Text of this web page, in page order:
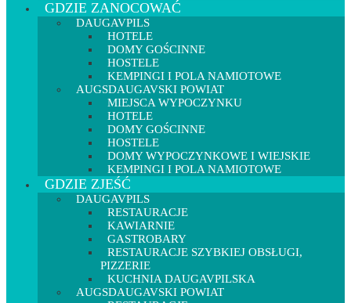
GDZIE ZANOCOWAĆ
DAUGAVPILS
HOTELE
DOMY GOŚCINNE
HOSTELE
KEMPINGI I POLA NAMIOTOWE
AUGSDAUGAVSKI POWIAT
MIEJSCA WYPOCZYNKU
HOTELE
DOMY GOŚCINNE
HOSTELE
DOMY WYPOCZYNKOWE I WIEJSKIE
KEMPINGI I POLA NAMIOTOWE
GDZIE ZJEŚĆ
DAUGAVPILS
RESTAURACJE
KAWIARNIE
GASTROBARY
RESTAURACJE SZYBKIEJ OBSŁUGI,
PIZZERIE
KUCHNIA DAUGAVPILSKA
AUGSDAUGAVSKI POWIAT